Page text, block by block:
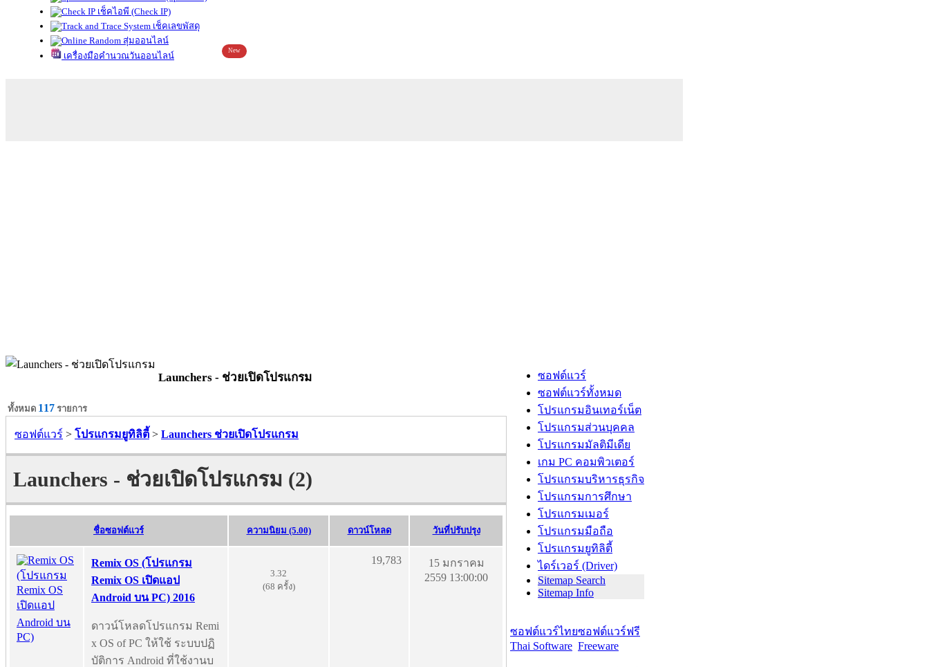
เช็คไอพี (Check IP)
เช็คเลขพัสดุ
สุ่มออนไลน์
เครื่องมือคำนวณวันออนไลน์
New
Launchers - ช่วยเปิดโปรแกรม
ทั้งหมด 117 รายการ
ซอฟต์แวร์ > โปรแกรมยูทิลิตี้ > Launchers ช่วยเปิดโปรแกรม
Launchers - ช่วยเปิดโปรแกรม (2)
ชื่อซอฟต์แวร์ ความนิยม (5.00) ดาวน์โหลด วันที่ปรับปรุง
Remix OS (โปรแกรม
Remix OS เปิดแอป
Android บน PC) 2016
ดาวน์โหลดโปรแกรม Remi
x OS of PC ให้ใช้ ระบบปฏิ
บัติการ Android ที่ใช้งานบ
3.32
(68 ครั้ง)
19,783
15 มกราคม
2559 13:00:00
ซอฟต์แวร์
ซอฟต์แวร์ทั้งหมด
โปรแกรมอินเทอร์เน็ต
โปรแกรมส่วนบุคคล
โปรแกรมมัลติมีเดีย
เกม PC คอมพิวเตอร์
โปรแกรมบริหารธุรกิจ
โปรแกรมการศึกษา
โปรแกรมเมอร์
โปรแกรมมือถือ
โปรแกรมยูทิลิตี้
ไดร์เวอร์ (Driver)
Sitemap Search
Sitemap Info
ซอฟต์แวร์ไทย
Thai Software
ซอฟต์แวร์ฟรี
Freeware